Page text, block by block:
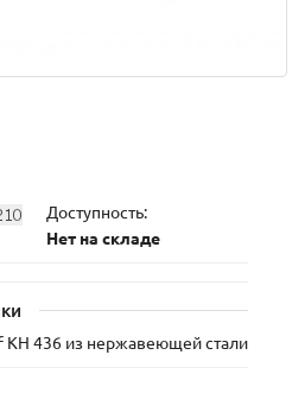
Доступность:
Нет на складе
436 из нержавеющей стали